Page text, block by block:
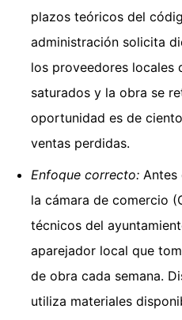
plazos teóricos del
administración solicita
los proveedores locales
saturados y la obra se
oportunidad es de
ventas perdidas.
Enfoque correcto: Antes
la cámara de comercio
técnicos del
aparejador local que
de obra cada semana.
utiliza materiales